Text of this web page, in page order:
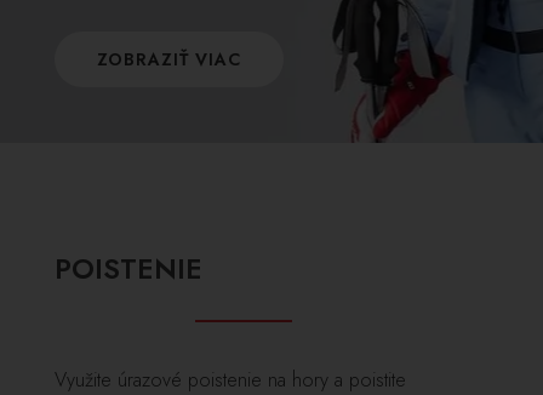
ZOBRAZIŤ VIAC
POISTENIE
Využite úrazové poistenie na hory a poistite